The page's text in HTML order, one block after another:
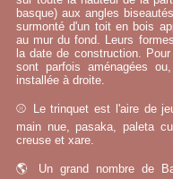
basque) aux angles
surmonté d'un toit en bois
au mur du fond. Leurs
la date de construction.
sont parfois aménagées
installée à droite.
⚾ Le trinquet est l'aire de
main nue, pasaka, paleta
creuse et xare.
🌎 Un grand nombre de